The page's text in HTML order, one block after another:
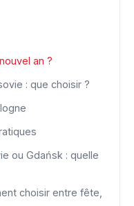
an ?
: que choisir ?
ou Gdańsk : quelle
choisir entre fête,